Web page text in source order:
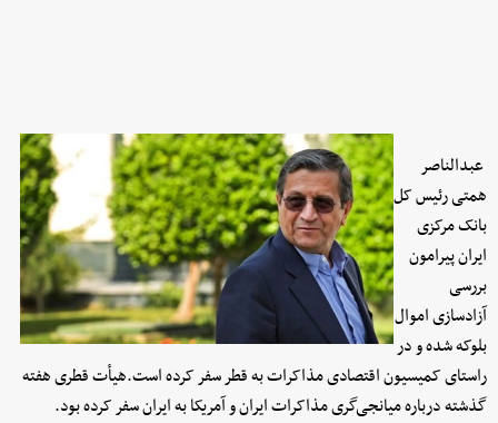
عبدالناصر
همتی رئیس کل
بانک مرکزی
ایران پیرامون
بررسی
آزادسازی اموال
بلوکه شده و در
راستای کمیسیون اقتصادی مذاکرات به قطر سفر کرده است.هیأت قطری هفته
گذشته درباره میانجی‌گری مذاکرات ایران و آمریکا به ایران سفر کرده بود.